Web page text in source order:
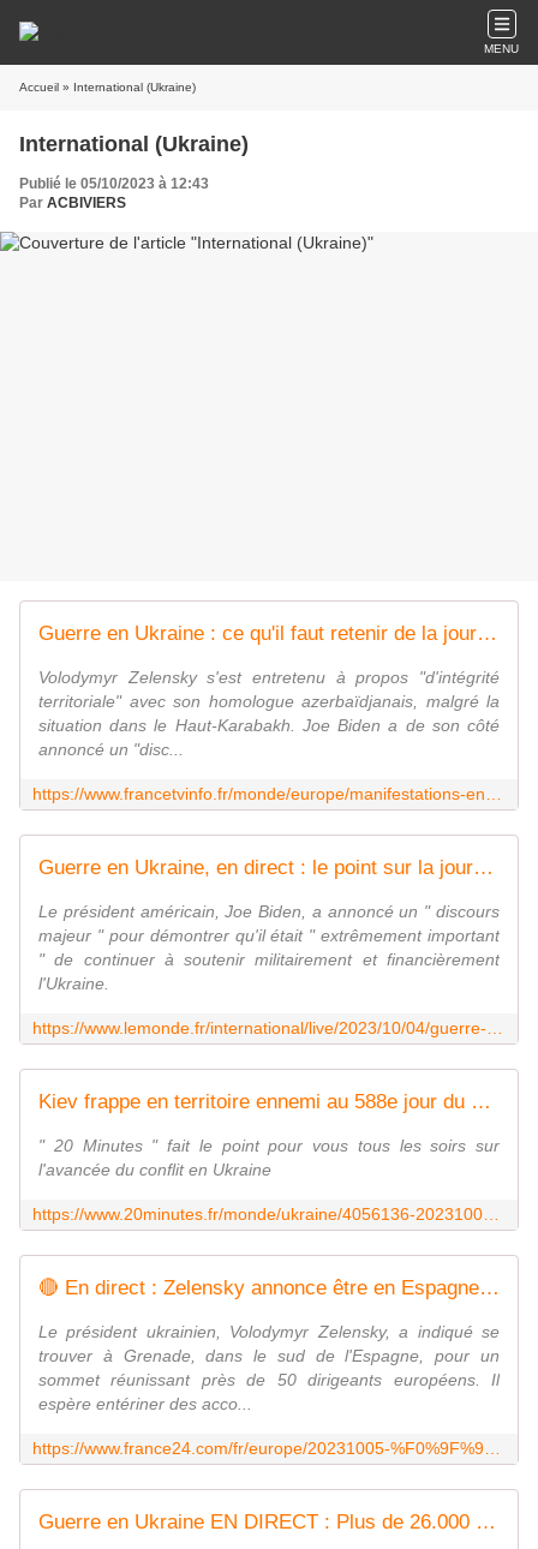
MENU
Accueil » International (Ukraine)
International (Ukraine)
Publié le 05/10/2023 à 12:43
Par ACBIVIERS
Guerre en Ukraine : ce qu'il faut retenir de la journée du mercredi 4 octobre
Volodymyr Zelensky s'est entretenu à propos "d'intégrité
territoriale" avec son homologue azerbaïdjanais, malgré la
situation dans le Haut-Karabakh. Joe Biden a de son côté
annoncé un "disc...
Guerre en Ukraine, en direct : le point sur la journée du 4 octobre
Le président américain, Joe Biden, a annoncé un " discours
majeur " pour démontrer qu'il était " extrêmement important
" de continuer à soutenir militairement et financièrement
l'Ukraine.
Kiev frappe en territoire ennemi au 588e jour du conflit
" 20 Minutes " fait le point pour vous tous les soirs sur
l'avancée du conflit en Ukraine
🔴 En direct : Zelensky annonce être en Espagne pour un sommet de dirigeants européens
Le président ukrainien, Volodymyr Zelensky, a indiqué se
trouver à Grenade, dans le sud de l'Espagne, pour un
sommet réunissant près de 50 dirigeants européens. Il
espère entériner des acco...
Guerre en Ukraine EN DIRECT : Plus de 26.000 Ukrainiens portés disparus depuis le début de l'invasion russe...